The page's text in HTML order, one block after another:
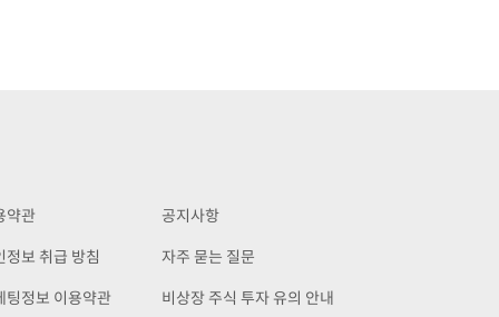
약관
정보 취급 방침
팅정보 이용약관
공지사항
자주 묻는 질문
비상장 주식 투자 유의 안내